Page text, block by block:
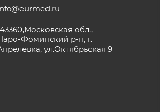
обл.,
Фоминский р-н, г.
ул.Октябрьская 9